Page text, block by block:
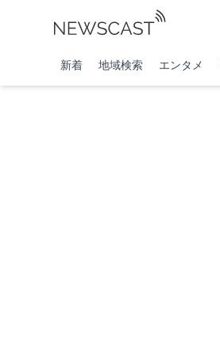
新着 地域検索 エンタメ